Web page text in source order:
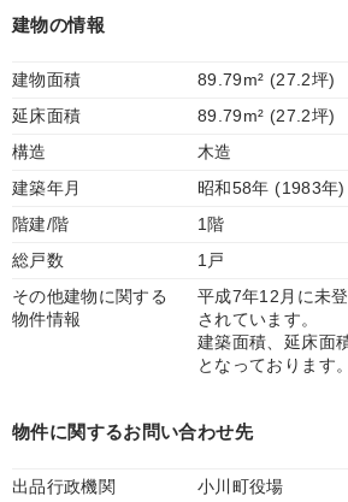
建物の情報
建物面積
89.79m² (27.2坪)
延床面積
89.79m² (27.2坪)
構造
木造
建築年月
昭和58年 (1983年)
階建/階
1階
総戸数
1戸
その他建物に関する
物件情報
平成7年12月に未
されています。
建築面積、延床面
となっております。
物件に関するお問い合わせ先
出品行政機関 小川町役場